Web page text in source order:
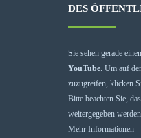
DES
Sie sehen gerade
YouTube. Um auf
zuzugreifen, klicken
Bitte beachten Sie,
weitergegeben
Mehr Informationen